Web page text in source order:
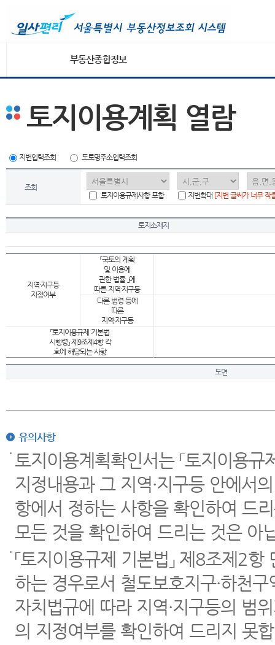
부동산종합정보
토지이용계획 열람
지번입력조회 도로명주소입력조회
조회
토지이용규제사항 포함
지번확대 [지번 글씨가 너무 작
토지소재지
지역·지구등
지정여부
「국토의 계획
및 이용에
관한 법률 」에
따른 지역·지구등
다른 법령 등에
따른
지역·지구등
「토지이용규제 기본법
시행령」 제9조제4항 각
호에 해당되는 사항
도면
유의사항
토지이용계획확인서는 「토지이용
지정내용과 그 지역·지구등 안에서
항에서 정하는 사항을 확인하여 드
모든 것을 확인하여 드리는 것은 아
「토지이용규제 기본법」 제8조제2
하는 경우로서 철도보호지구·하천
자치법규에 따라 지역·지구등의 범
의 지정여부를 확인하여 드리지 못